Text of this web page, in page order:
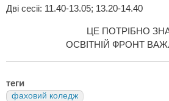
Дві сесіі: 11.40-13.05; 13.20-14.40
ЦЕ ПОТРІБНО
ОСВІТНІЙ ФРОНТ
теги
фаховий коледж